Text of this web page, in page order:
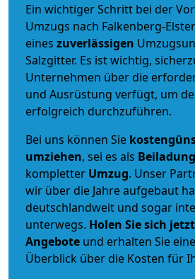
Ein wichtiger Schritt bei der
Umzugs nach Falkenberg-
eines zuverlässigen
Salzgitter. Es ist wichtig,
Unternehmen über die
und Ausrüstung verfügt, um
erfolgreich durchzuführen.
Bei uns können Sie
umziehen, sei es als Beiladung
kompletter Umzug. Unser
wir über die Jahre aufgebaut
deutschlandweit und sogar
unterwegs. Holen Sie sich
Angebote und erhalten Sie
Überblick über die Kosten für